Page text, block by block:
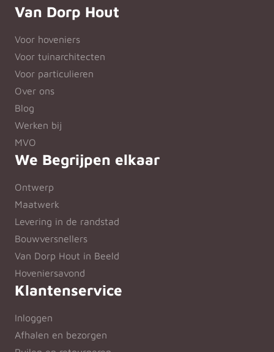
Van Dorp Hout
Voor hoveniers
Voor tuinarchitecten
Voor particulieren
Over ons
Blog
Werken bij
MVO
We Begrijpen elkaar
Ontwerp
Maatwerk
Levering in de randstad
Bouwversnellers
Van Dorp Hout in Beeld
Hoveniersavond
Klantenservice
Inloggen
Afhalen en bezorgen